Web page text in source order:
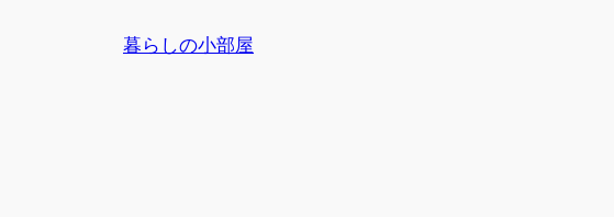
暮らしの小部屋